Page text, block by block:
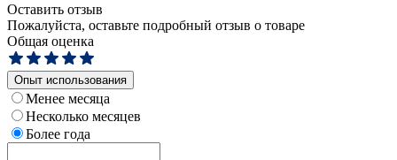
Оставить отзыв
Пожалуйста, оставьте подробный отзыв о товаре
Общая оценка
Опыт использования
Менее месяца
Несколько месяцев
Более года